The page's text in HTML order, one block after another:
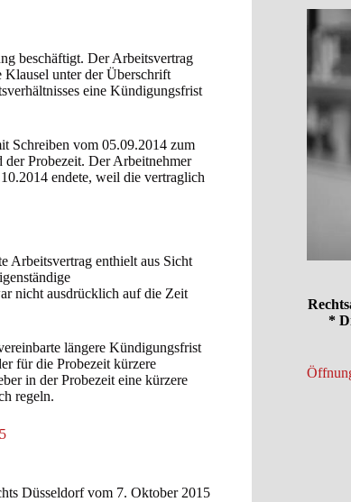
beschäftigt. Der Arbeitsvertrag
Klausel unter der Überschrift
eine Kündigungsfrist
Schreiben vom 05.09.2014 zum
Probezeit. Der Arbeitnehmer
endete, weil die vertraglich
Arbeitsvertrag enthielt aus Sicht
nicht ausdrücklich auf die Zeit
längere Kündigungsfrist
für die Probezeit kürzere
in der Probezeit eine kürzere
regeln.
Düsseldorf vom 7. Oktober 2015
*